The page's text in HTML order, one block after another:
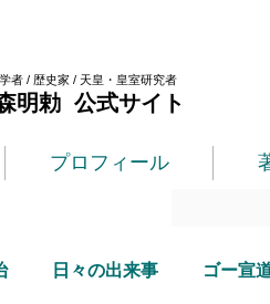
者 / 歴史家 / 天皇・皇室研究者
明勅 公式サイト
プロフィール
日々の出来事 ゴー宣